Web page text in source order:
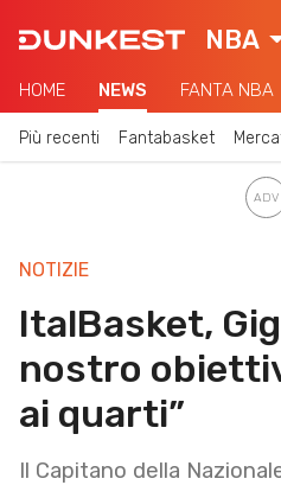
NBA
HOME NEWS FANTA NBA
Più recenti Fantabasket
NOTIZIE
ItalBasket,
nostro
ai quarti”
Il Capitano della